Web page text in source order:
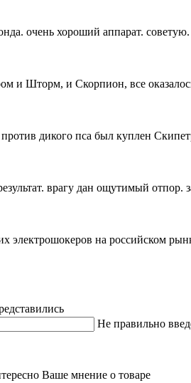
очень хороший аппарат. советую.
и Шторм, и Скорпион, все
против дикого пса был куплен
врагу дан ощутимый отпор.
электрошокеров на российском
Не правильно
Ваше мнение о товаре